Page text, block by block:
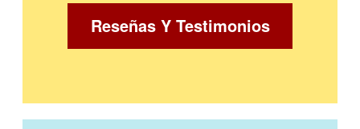
Reseñas Y Testimonios